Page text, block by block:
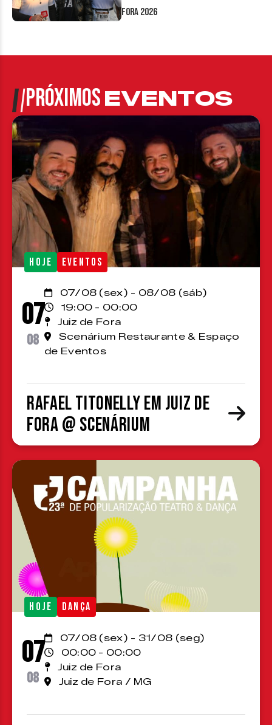
Fora 2026
PRÓXIMOSEVENTOS
HOJE EVENTOS
07
08
07/08 (sex) - 08/08 (sáb)
19:00 - 00:00
Juiz de Fora
Scenárium Restaurante & Espaço
de Eventos
Rafael Titonelly em Juiz de
Fora @ Scenárium
HOJE DANÇA
07
08
07/08 (sex) - 31/08 (seg)
00:00 - 00:00
Juiz de Fora
Juiz de Fora / MG